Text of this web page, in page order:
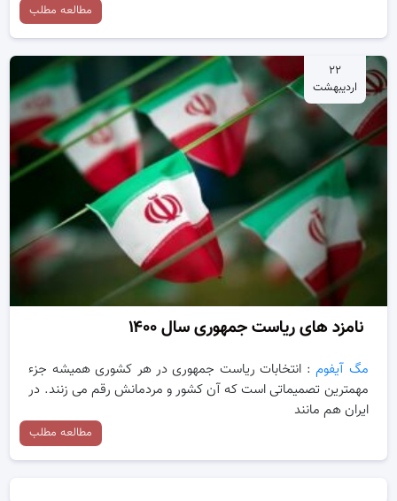
مطالعه مطلب
۲۲
اردیبهشت
نامزد های ریاست جمهوری سال ۱۴۰۰
مگ آیفوم: انتخابات ریاست جمهوری در هر کشوری همیشه جزء
مهمترین تصمیماتی است که آن کشور و مردمانش رقم می زنند. در
ایران هم مانند
مطالعه مطلب